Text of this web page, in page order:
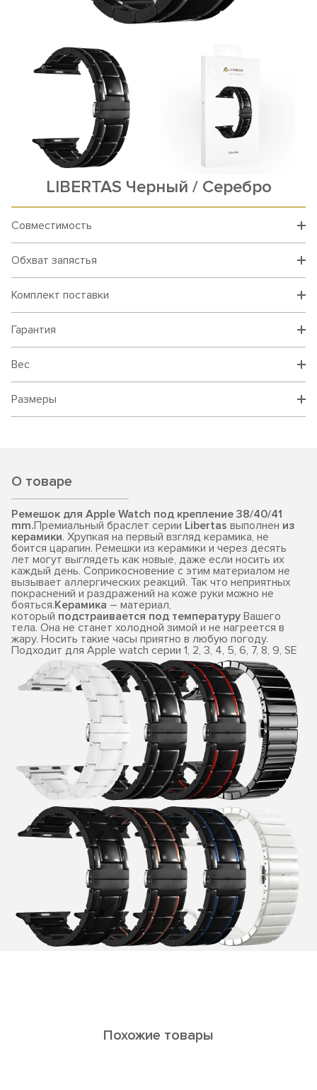
LIBERTAS Черный / Серебро
Совместимость
Обхват запястья
Комплект поставки
Гарантия
Вес
Размеры
О товаре
Ремешок для Apple Watch под крепление 38/40/41
mm.Премиальный браслет серии Libertas выполнен из
керамики. Хрупкая на первый взгляд керамика, не
боится царапин. Ремешки из керамики и через десять
лет могут выглядеть как новые, даже если носить их
каждый день. Соприкосновение с этим материалом не
вызывает аллергических реакций. Так что неприятных
покраснений и раздражений на коже руки можно не
бояться.Керамика – материал,
который подстраивается под температуру Вашего
тела. Она не станет холодной зимой и не нагреется в
жару. Носить такие часы приятно в любую погоду.
Подходит для Apple watch серии 1, 2, 3, 4, 5, 6, 7, 8, 9, SE
Похожие товары